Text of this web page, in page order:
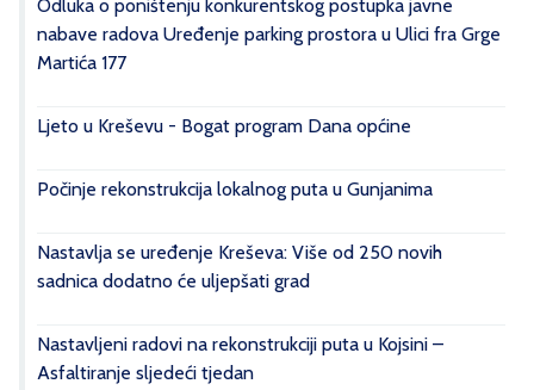
Odluka o poništenju konkurentskog postupka javne
nabave radova Uređenje parking prostora u Ulici fra Grge
Martića 177
Ljeto u Kreševu - Bogat program Dana općine
Počinje rekonstrukcija lokalnog puta u Gunjanima
Nastavlja se uređenje Kreševa: Više od 250 novih
sadnica dodatno će uljepšati grad
Nastavljeni radovi na rekonstrukciji puta u Kojsini –
Asfaltiranje sljedeći tjedan